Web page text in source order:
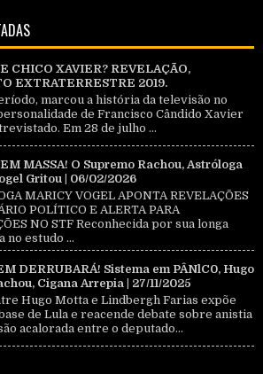
CHICO XAVIER? REVELAÇÃO,
EXTRATERRESTRE 2019.
marcou a história da televisão no
de Francisco Cândido Xavier
Em 28 de julho ...
MASSA! O Supremo Rachou, Astróloga
Gritou | 06/02/2026
MARICY VOGEL APONTA REVELAÇÕES
POLÍTICO E ALERTA PARA
NO STF Reconhecida por sua longa
no estudo ...
DERRUBARÁ! Sistema em PÂNlC0, Hugo
Cigana Arrepia | 27/11/2025
Hugo Motta e Lindbergh Farias expõe
de Lula e reacende debate sobre anistia
acalorada entre o deputado...